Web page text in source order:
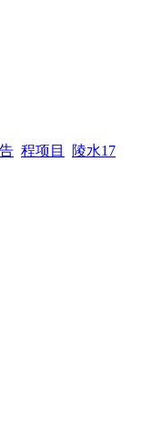
程项目 陵水17